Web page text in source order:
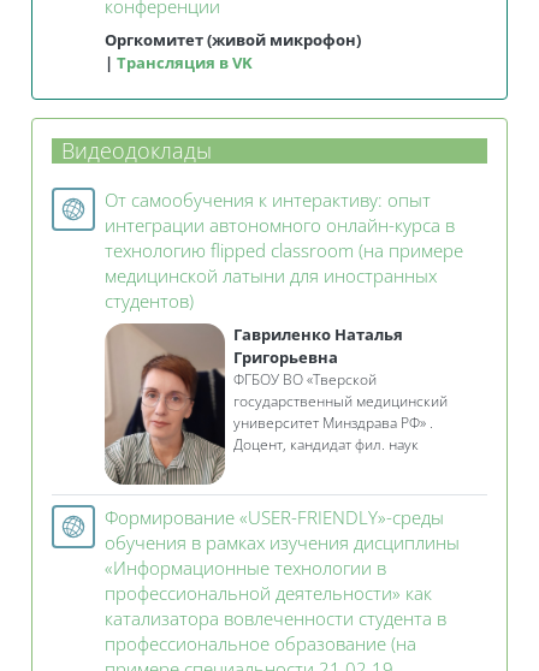
конференции
Оргкомитет (живой микрофон)
Трансляция в VK
Видеодоклады
От самообучения к интерактиву: опыт
интеграции автономного онлайн-курса в
технологию flipped classroom (на примере
медицинской латыни для иностранных
студентов)Гиперссылка
Гавриленко Наталья
Григорьевна
ФГБОУ ВО «Тверской
государственный медицинский
университет Минздрава РФ» .
Доцент, кандидат фил. наук
Формирование «USER-FRIENDLY»-среды
обучения в рамках изучения дисциплины
«Информационные технологии в
профессиональной деятельности» как
катализатора вовлеченности студента в
профессиональное образование (на